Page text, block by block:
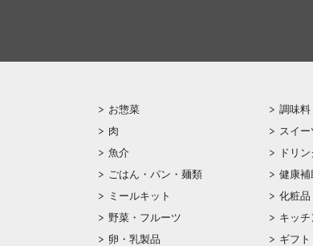
お惣菜
肉
魚介
ごはん・パン・麺類
ミールキット
野菜・フルーツ
卵・乳製品
調味料
スイー
ドリン
健康補
化粧品
キッ
ギフト